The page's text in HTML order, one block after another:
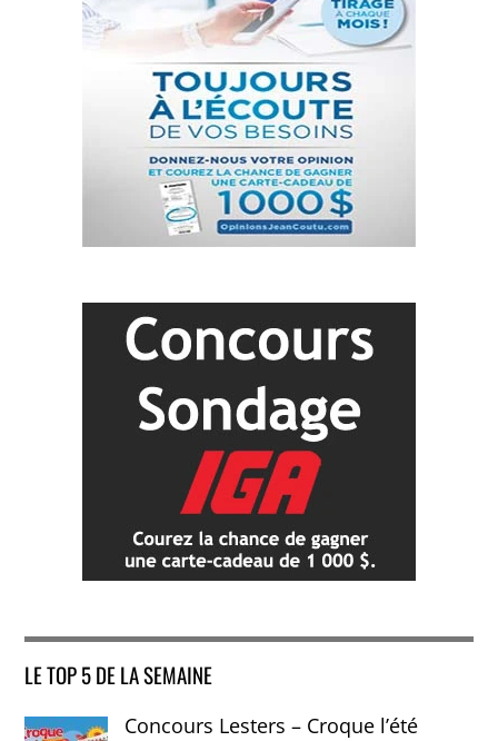
LE TOP 5 DE LA SEMAINE
Concours Lesters – Croque l’été